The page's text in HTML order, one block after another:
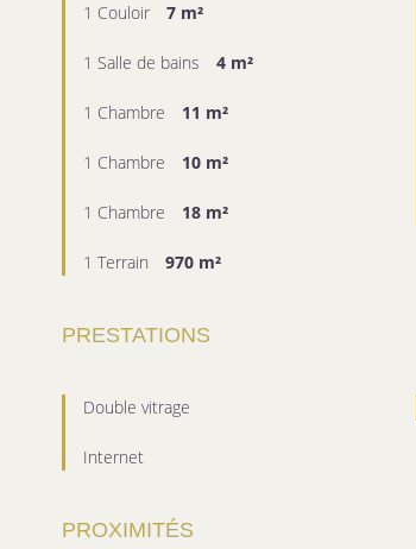
1 Couloir 7 m²
1 Salle de bains 4 m²
1 Chambre 11 m²
1 Chambre 10 m²
1 Chambre 18 m²
1 Terrain 970 m²
PRESTATIONS
Double vitrage
Internet
PROXIMITÉS